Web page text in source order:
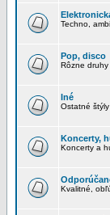
Techno,
Pop, disco
Rôzne
Iné
Ostatné štýly
Koncerty,
Koncerty a
Kvalitné,